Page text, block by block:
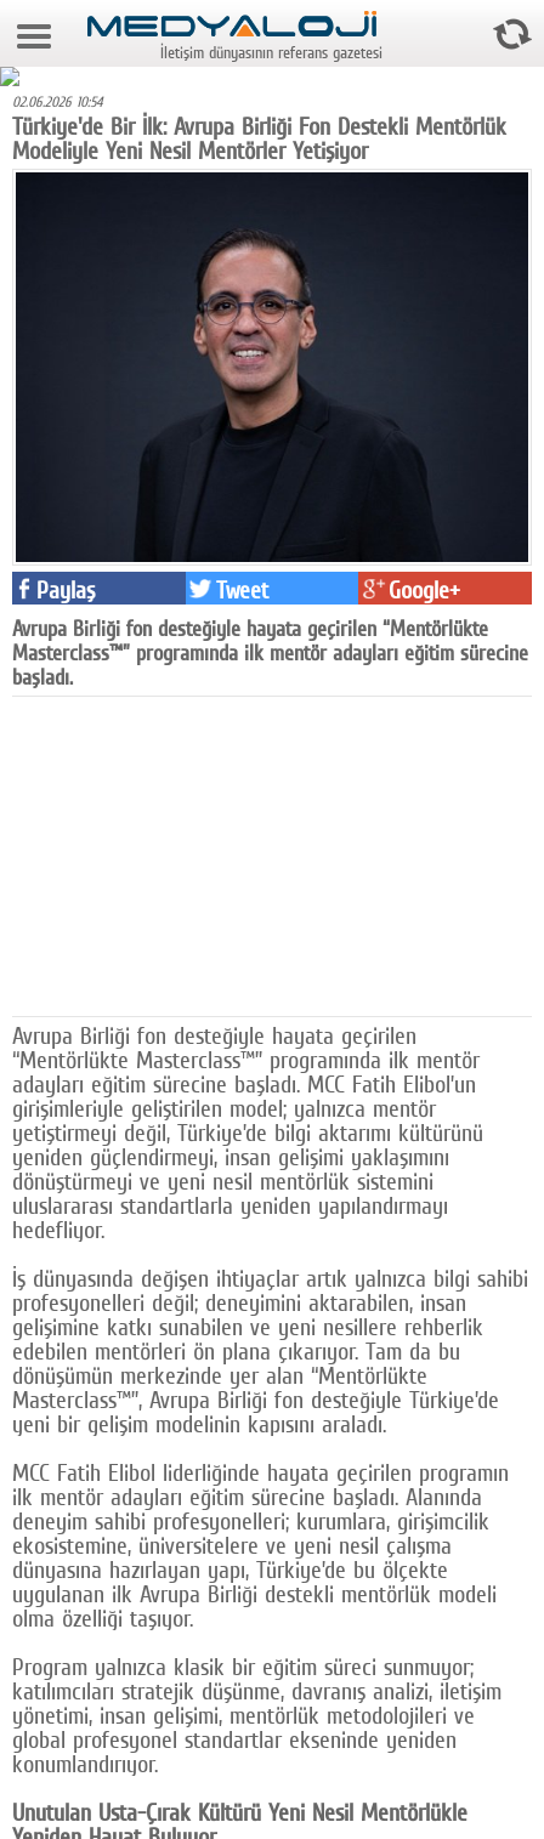
7 Ağustos 2026 12:09:26
Foto Galeri
Video Galeri
Facebook
Diziler
Karikatür
Facebook
Twitter
Google Plus
© 2026 TÜM HAKLARI SAKLIDIR
İletişim dünyasının referans gazetesi
02.06.2026 10:54
Türkiye'de Bir İlk: Avrupa Birliği Fon Destekli Mentörlük
Modeliyle Yeni Nesil Mentörler Yetişiyor
Paylaş Tweet Google+
Avrupa Birliği fon desteğiyle hayata geçirilen “Mentörlükte
Masterclass™” programında ilk mentör adayları eğitim sürecine
başladı.
Avrupa Birliği fon desteğiyle hayata geçirilen
“Mentörlükte Masterclass™” programında ilk mentör
adayları eğitim sürecine başladı. MCC Fatih Elibol’un
girişimleriyle geliştirilen model; yalnızca mentör
yetiştirmeyi değil, Türkiye’de bilgi aktarımı kültürünü
yeniden güçlendirmeyi, insan gelişimi yaklaşımını
dönüştürmeyi ve yeni nesil mentörlük sistemini
uluslararası standartlarla yeniden yapılandırmayı
hedefliyor.
İş dünyasında değişen ihtiyaçlar artık yalnızca bilgi sahibi
profesyonelleri değil; deneyimini aktarabilen, insan
gelişimine katkı sunabilen ve yeni nesillere rehberlik
edebilen mentörleri ön plana çıkarıyor. Tam da bu
dönüşümün merkezinde yer alan “Mentörlükte
Masterclass™”, Avrupa Birliği fon desteğiyle Türkiye’de
yeni bir gelişim modelinin kapısını araladı.
MCC Fatih Elibol liderliğinde hayata geçirilen programın
ilk mentör adayları eğitim sürecine başladı. Alanında
deneyim sahibi profesyonelleri; kurumlara, girişimcilik
ekosistemine, üniversitelere ve yeni nesil çalışma
dünyasına hazırlayan yapı, Türkiye’de bu ölçekte
uygulanan ilk Avrupa Birliği destekli mentörlük modeli
olma özelliği taşıyor.
Program yalnızca klasik bir eğitim süreci sunmuyor;
katılımcıları stratejik düşünme, davranış analizi, iletişim
yönetimi, insan gelişimi, mentörlük metodolojileri ve
global profesyonel standartlar ekseninde yeniden
konumlandırıyor.
Unutulan Usta-Çırak Kültürü Yeni Nesil Mentörlükle